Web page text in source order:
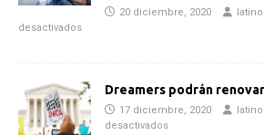
20 diciembre, 2020
desactivados
Dreamers podrán
17 diciembre, 2020
desactivados